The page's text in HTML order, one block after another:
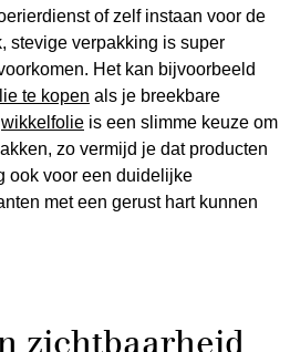
of zelf instaan voor de
stevige verpakking is super
Het kan bijvoorbeeld
te kopen als je breekbare
wikkelfolie is een slimme keuze om
zo vermijd je dat producten
ook voor een duidelijke
met een gerust hart kunnen
zichtbaarheid